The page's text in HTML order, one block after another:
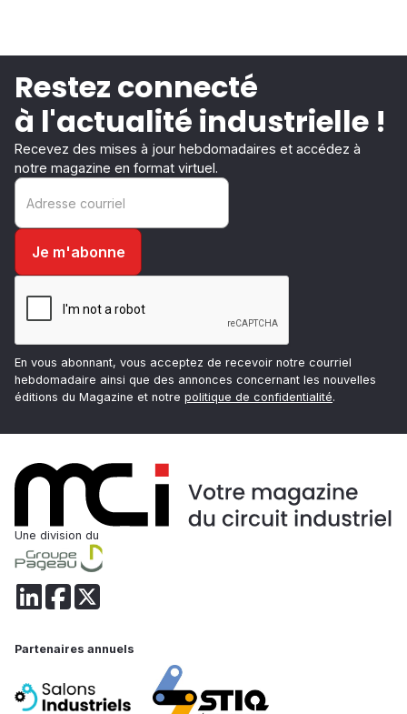
Restez connecté
à l'actualité industrielle !
Recevez des mises à jour hebdomadaires et accédez à
notre magazine en format virtuel.
En vous abonnant, vous acceptez de recevoir notre courriel
hebdomadaire ainsi que des annonces concernant les nouvelles
éditions du Magazine et notre politique de confidentialité.
Une division du
Partenaires annuels